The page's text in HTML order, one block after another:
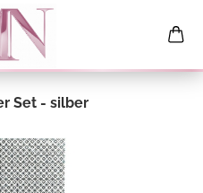
Set - silber